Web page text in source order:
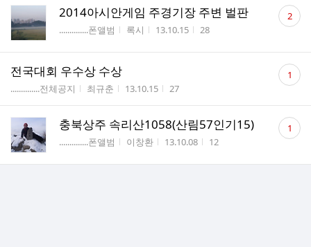
2014아시안게임 주경기장 주변 벌판
게시판명
..............폰앨범 작성자
록시 작성시간
13.10.15 조회수
28
댓
글 2
전국대회 우수상 수상
게시판명
..............전체공지 작성자
최규춘 작성시간
13.10.15 조회수
27
댓
글 1
충북상주 속리산1058(산림57인기15)
게시판명
..............폰앨범 작성자
이창환 작성시간
13.10.08 조회수
12
댓
글 1